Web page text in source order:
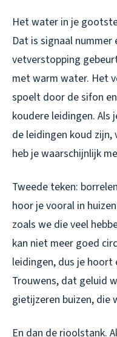
Het water in je
Dat is signaal nummer
vetverstopping
met warm water. Het
spoelt door de sifon
koudere leidingen. Als
de leidingen koud zijn,
heb je waarschijnlijk
Tweede teken:
hoor je vooral in
zoals we die veel
kan niet meer goed
leidingen, dus je
Trouwens, dat geluid
gietijzeren buizen, die
En dan de rioolstank.